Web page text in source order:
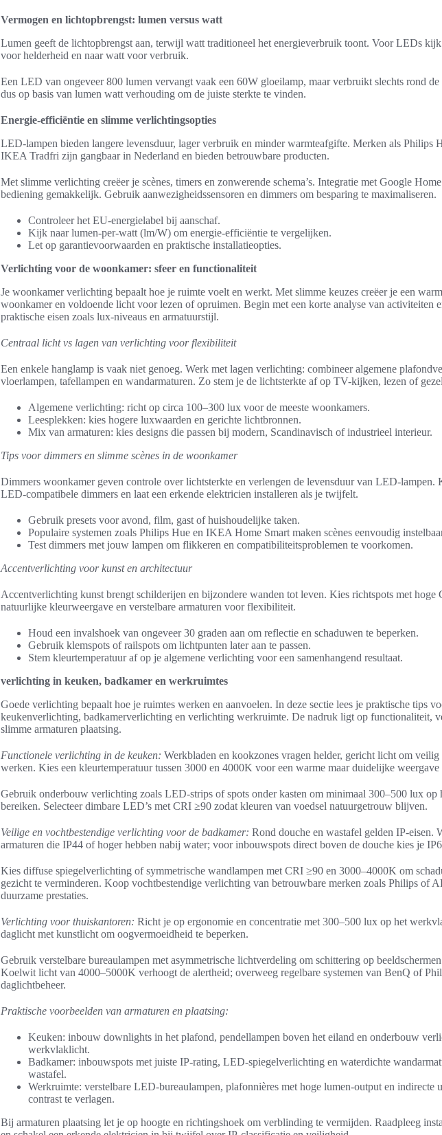
Vermogen en lichtopbrengst: lumen versus watt
Lumen geeft de lichtopbrengst aan, terwijl watt traditioneel het energieverbruik toont. Voor LEDs
voor helderheid en naar watt voor verbruik.
Een LED van ongeveer 800 lumen vervangt vaak een 60W gloeilamp, maar verbruikt slechts rond de
dus op basis van lumen watt verhouding om de juiste sterkte te vinden.
Energie-efficiëntie en slimme verlichtingsopties
LED-lampen bieden langere levensduur, lager verbruik en minder warmteafgifte. Merken als Philips
IKEA Tradfri zijn gangbaar in Nederland en bieden betrouwbare producten.
Met slimme verlichting creëer je scènes, timers en zonwerende schema’s. Integratie met Google
bediening gemakkelijk. Gebruik aanwezigheidssensoren en dimmers om besparing te maximaliseren.
Controleer het EU-energielabel bij aanschaf.
Kijk naar lumen-per-watt (lm/W) om energie-efficiëntie te vergelijken.
Let op garantievoorwaarden en praktische installatieopties.
Verlichting voor de woonkamer: sfeer en functionaliteit
Je woonkamer verlichting bepaalt hoe je ruimte voelt en werkt. Met slimme keuzes creëer je een
woonkamer en voldoende licht voor lezen of opruimen. Begin met een korte analyse van activiteiten
praktische eisen zoals lux-niveaus en armatuurstijl.
Centraal licht vs lagen van verlichting voor flexibiliteit
Een enkele hanglamp is vaak niet genoeg. Werk met lagen verlichting: combineer algemene
vloerlampen, tafellampen en wandarmaturen. Zo stem je de lichtsterkte af op TV-kijken, lezen of
Algemene verlichting: richt op circa 100–300 lux voor de meeste woonkamers.
Leesplekken: kies hogere luxwaarden en gerichte lichtbronnen.
Mix van armaturen: kies designs die passen bij modern, Scandinavisch of industrieel interieur.
Tips voor dimmers en slimme scènes in de woonkamer
Dimmers woonkamer geven controle over lichtsterkte en verlengen de levensduur van LED-lampen.
LED-compatibele dimmers en laat een erkende elektricien installeren als je twijfelt.
Gebruik presets voor avond, film, gast of huishoudelijke taken.
Populaire systemen zoals Philips Hue en IKEA Home Smart maken scènes eenvoudig
Test dimmers met jouw lampen om flikkeren en compatibiliteitsproblemen te voorkomen.
Accentverlichting voor kunst en architectuur
Accentverlichting kunst brengt schilderijen en bijzondere wanden tot leven. Kies richtspots met hoge
natuurlijke kleurweergave en verstelbare armaturen voor flexibiliteit.
Houd een invalshoek van ongeveer 30 graden aan om reflectie en schaduwen te beperken.
Gebruik klemspots of railspots om lichtpunten later aan te passen.
Stem kleurtemperatuur af op je algemene verlichting voor een samenhangend resultaat.
verlichting in keuken, badkamer en werkruimtes
Goede verlichting bepaalt hoe je ruimtes werken en aanvoelen. In deze sectie lees je praktische tips
keukenverlichting, badkamerverlichting en verlichting werkruimte. De nadruk ligt op functionaliteit,
slimme armaturen plaatsing.
Functionele verlichting in de keuken: Werkbladen en kookzones vragen helder, gericht licht om veilig
werken. Kies een kleurtemperatuur tussen 3000 en 4000K voor een warme maar duidelijke
Gebruik onderbouw verlichting zoals LED-strips of spots onder kasten om minimaal 300–500 lux op
bereiken. Selecteer dimbare LED’s met CRI ≥90 zodat kleuren van voedsel natuurgetrouw blijven.
Veilige en vochtbestendige verlichting voor de badkamer: Rond douche en wastafel gelden IP-eisen.
armaturen die IP44 of hoger hebben nabij water; voor inbouwspots direct boven de douche kies je
Kies diffuse spiegelverlichting of symmetrische wandlampen met CRI ≥90 en 3000–4000K om
gezicht te verminderen. Koop vochtbestendige verlichting van betrouwbare merken zoals Philips of
duurzame prestaties.
Verlichting voor thuiskantoren: Richt je op ergonomie en concentratie met 300–500 lux op het
daglicht met kunstlicht om oogvermoeidheid te beperken.
Gebruik verstelbare bureaulampen met asymmetrische lichtverdeling om schittering op
Koelwit licht van 4000–5000K verhoogt de alertheid; overweeg regelbare systemen van BenQ of
daglichtbeheer.
Praktische voorbeelden van armaturen en plaatsing:
Keuken: inbouw downlights in het plafond, pendellampen boven het eiland en onderbouw
werkvlaklicht.
Badkamer: inbouwspots met juiste IP-rating, LED-spiegelverlichting en waterdichte
wastafel.
Werkruimte: verstelbare LED-bureaulampen, plafonnières met hoge lumen-output en indirecte
contrast te verlagen.
Bij armaturen plaatsing let je op hoogte en richtingshoek om verblinding te vermijden. Raadpleeg